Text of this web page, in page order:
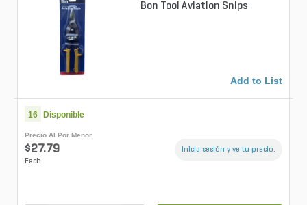
Bon Tool Aviation Snips
Add to List
16 Disponible
Precio Al Por Menor
$27.79
Each
Inicia sesión y ve tu precio.